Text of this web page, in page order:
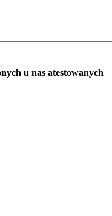
u nas atestowanych